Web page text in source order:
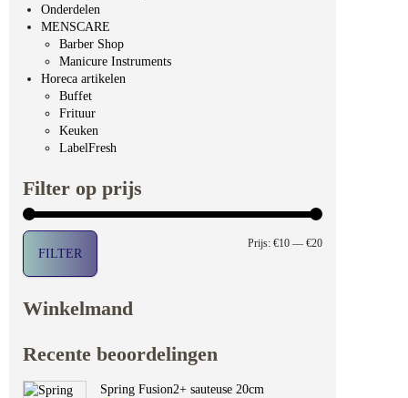
Onderdelen
MENSCARE
Barber Shop
Manicure Instruments
Horeca artikelen
Buffet
Frituur
Keuken
LabelFresh
Filter op prijs
Min. prijs
Max. prijs
FILTER
Prijs: €10 — €20
Winkelmand
Recente beoordelingen
Spring Fusion2+ sauteuse 20cm